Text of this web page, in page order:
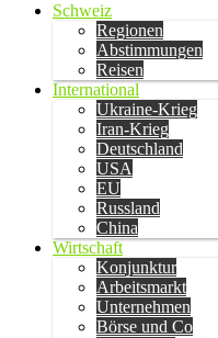
Schweiz
Regionen
Abstimmungen
Reisen
International
Ukraine-Krieg
Iran-Krieg
Deutschland
USA
EU
Russland
China
Wirtschaft
Konjunktur
Arbeitsmarkt
Unternehmen
Börse und Co